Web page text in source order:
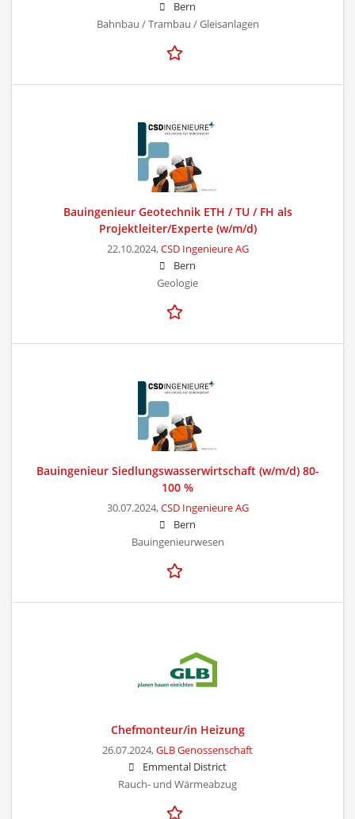
Bern
Bahnbau / Trambau / Gleisanlagen
Bauingenieur Geotechnik ETH / TU / FH als
Projektleiter/Experte (w/m/d)
22.10.2024,CSD Ingenieure AG
Bern
Geologie
Bauingenieur Siedlungswasserwirtschaft (w/m/d) 80-
100 %
30.07.2024,CSD Ingenieure AG
Bern
Bauingenieurwesen
Chefmonteur/in Heizung
26.07.2024,GLB Genossenschaft
Emmental District
Rauch- und Wärmeabzug